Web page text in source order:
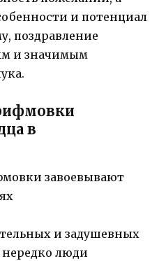
и потенциал
поздравление
и значимым
в
и задушевных
нередко люди